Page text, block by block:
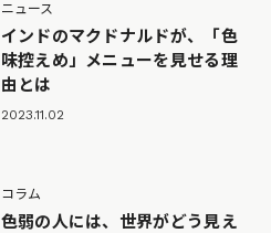
ニュース
インドのマクドナルドが、「色
味控えめ」メニューを見せる理
由とは
2023.11.02
コラム
色弱の人には、世界がどう見え